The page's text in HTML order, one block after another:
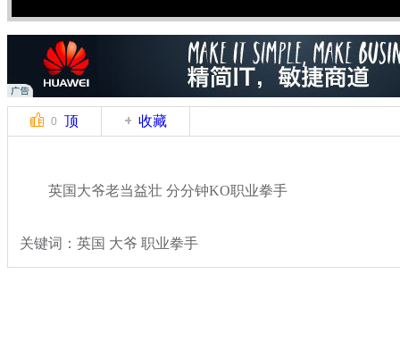
0 顶 收藏
英国大爷老当益壮 分分钟KO职业拳手
关键词：英国 大爷 职业拳手